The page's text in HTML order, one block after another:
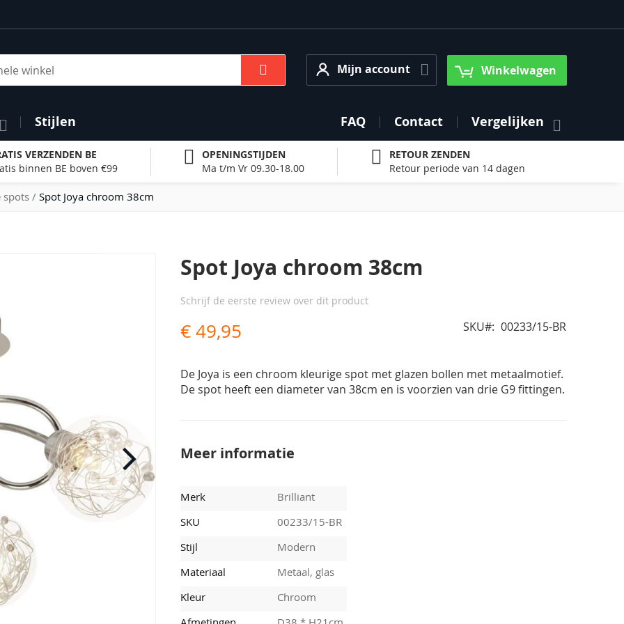
Mijn account
Mijn account Winkelwagen
Stijlen FAQ Contact Vergelijken
VERZENDEN BE
binnen BE boven €99
OPENINGSTIJDEN
Ma t/m Vr 09.30-18.00
RETOUR ZENDEN
Retour periode van 14 dagen
spots Spot Joya chroom 38cm
Spot Joya chroom 38cm
Schrijf de eerste review over dit product
€ 49,95 SKU 00233/15-BR
De Joya is een chroom kleurige spot met glazen bollen met metaalmotief.
De spot heeft een diameter van 38cm en is voorzien van drie G9 fittingen.
Meer informatie
Merk
Brilliant
SKU
00233/15-BR
Stijl
Modern
Materiaal
Metaal, glas
Kleur
Chroom